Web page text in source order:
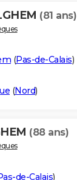
(81 ans)
(Pas-de-Calais)
(Nord)
(88 ans)
de-Calais)